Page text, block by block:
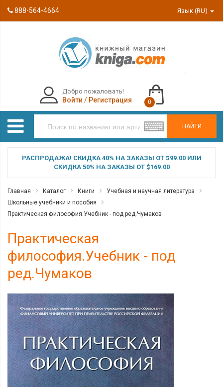
888-564-4664 Язык (RU)
НАЙТИ
Добро пожаловать!
Войти / Регистрация 0
РАСПРОДАЖА! СКИДКА 40% НА ЗАКАЗЫ ОТ $99.00 ИЛИ
СКИДКА 50% НА ЗАКАЗЫ ОТ $169.00
Главная Каталог Книги
Учебная и научная литература
Школьные учебники и пособия
Практическая философия.Учебник - под ред.Чумаков
Практическая
философия.Учебник - под
ред.Чумаков